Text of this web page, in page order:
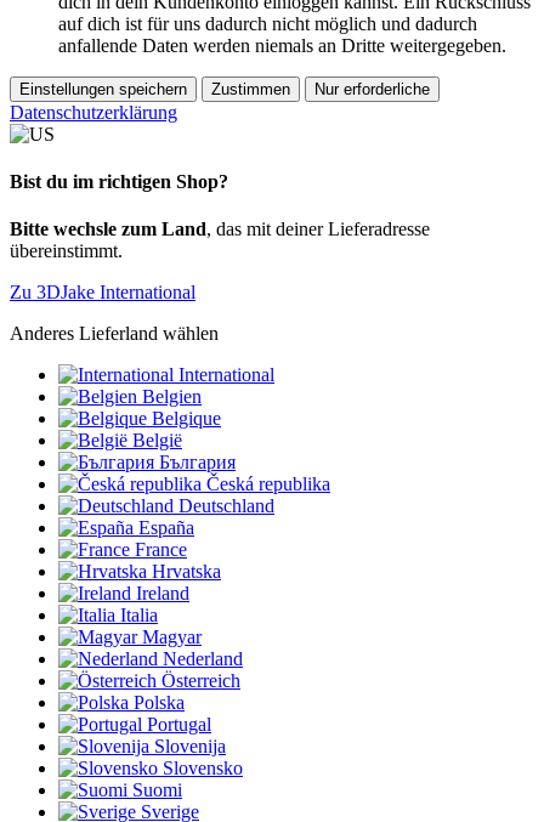
auf dich ist für uns dadurch nicht möglich und dadurch
anfallende Daten werden niemals an Dritte weitergegeben.
Einstellungen speichern Zustimmen Nur erforderliche
Datenschutzerklärung
Bist du im richtigen Shop?
Bitte wechsle zum Land, das mit deiner Lieferadresse
übereinstimmt.
Zu 3DJake International
Anderes Lieferland wählen
International
Belgien
Belgique
België
България
Česká republika
Deutschland
España
France
Hrvatska
Ireland
Italia
Magyar
Nederland
Österreich
Polska
Portugal
Slovenija
Slovensko
Suomi
Sverige